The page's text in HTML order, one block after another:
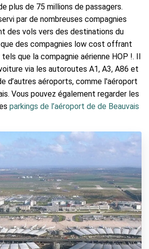
plus de 75 millions de passagers.
par de nombreuses compagnies
des vols vers des destinations du
que des compagnies low cost offrant
que la compagnie aérienne HOP !. Il
via les autoroutes A1, A3, A86 et
d’autres aéroports, comme l'aéroport
Vous pouvez également regarder les
parkings de l’aéroport de de Beauvais